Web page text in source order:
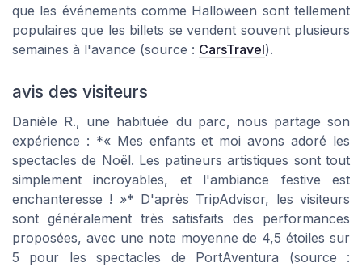
que les événements comme Halloween sont tellement
populaires que les billets se vendent souvent plusieurs
semaines à l'avance (source : CarsTravel).
avis des visiteurs
Danièle R., une habituée du parc, nous partage son
expérience : *« Mes enfants et moi avons adoré les
spectacles de Noël. Les patineurs artistiques sont tout
simplement incroyables, et l'ambiance festive est
enchanteresse ! »* D'après TripAdvisor, les visiteurs
sont généralement très satisfaits des performances
proposées, avec une note moyenne de 4,5 étoiles sur
5 pour les spectacles de PortAventura (source :